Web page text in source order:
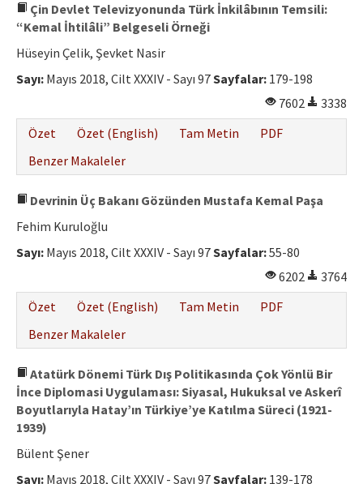
Çin Devlet Televizyonunda Türk İnkilâbının Temsili:
“Kemal İhtilâli” Belgeseli Örneği
Hüseyin Çelik, Şevket Nasir
Sayı: Mayıs 2018, Cilt XXXIV - Sayı 97Sayfalar: 179-198
7602
3338
Özet
Özet (English) Tam Metin
PDF
Benzer Makaleler
Devrinin Üç Bakanı Gözünden Mustafa Kemal Paşa
Fehim Kuruloğlu
Sayı: Mayıs 2018, Cilt XXXIV - Sayı 97Sayfalar:55-80
6202
3764
Özet
Özet (English) Tam Metin
PDF
Benzer Makaleler
Atatürk Dönemi Türk Dış Politikasında Çok Yönlü Bir
İnce Diplomasi Uygulaması: Siyasal, Hukuksal ve Askerî
Boyutlarıyla Hatay’ın Türkiye’ye Katılma Süreci (1921-
1939)
Bülent Şener
Sayı: Mayıs 2018, Cilt XXXIV - Sayı 97Sayfalar: 139-178